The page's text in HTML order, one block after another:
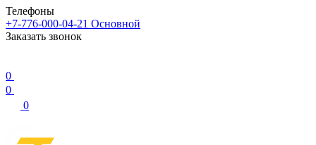
Телефоны
+7-776-000-04-21 Основной
Заказать звонок
0
0
0